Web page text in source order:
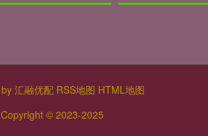
汇融优配 RSS地图 HTML地图
Copyright © 2023-2025